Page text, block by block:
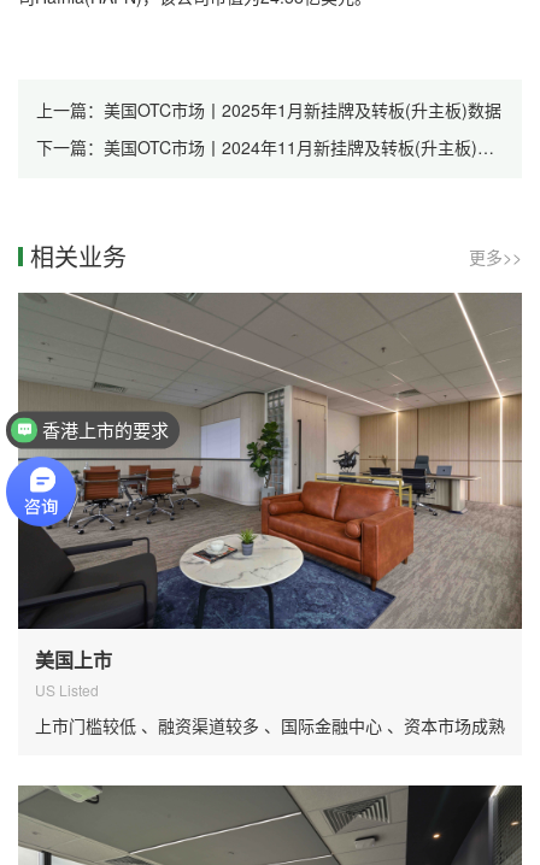
上一篇：美国OTC市场丨2025年1月新挂牌及转板(升主板)数据
下一篇：美国OTC市场丨2024年11月新挂牌及转板(升主板)数据
相关业务 更多>>
美国上市
US Listed
上市门槛较低 、融资渠道较多 、国际金融中心 、资本市场成熟
企业如何在海外上市
香港上市的要求